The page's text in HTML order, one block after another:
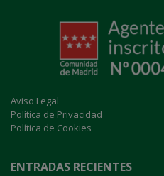
Aviso Legal
Política de Privacidad
Política de Cookies
ENTRADAS RECIENTES